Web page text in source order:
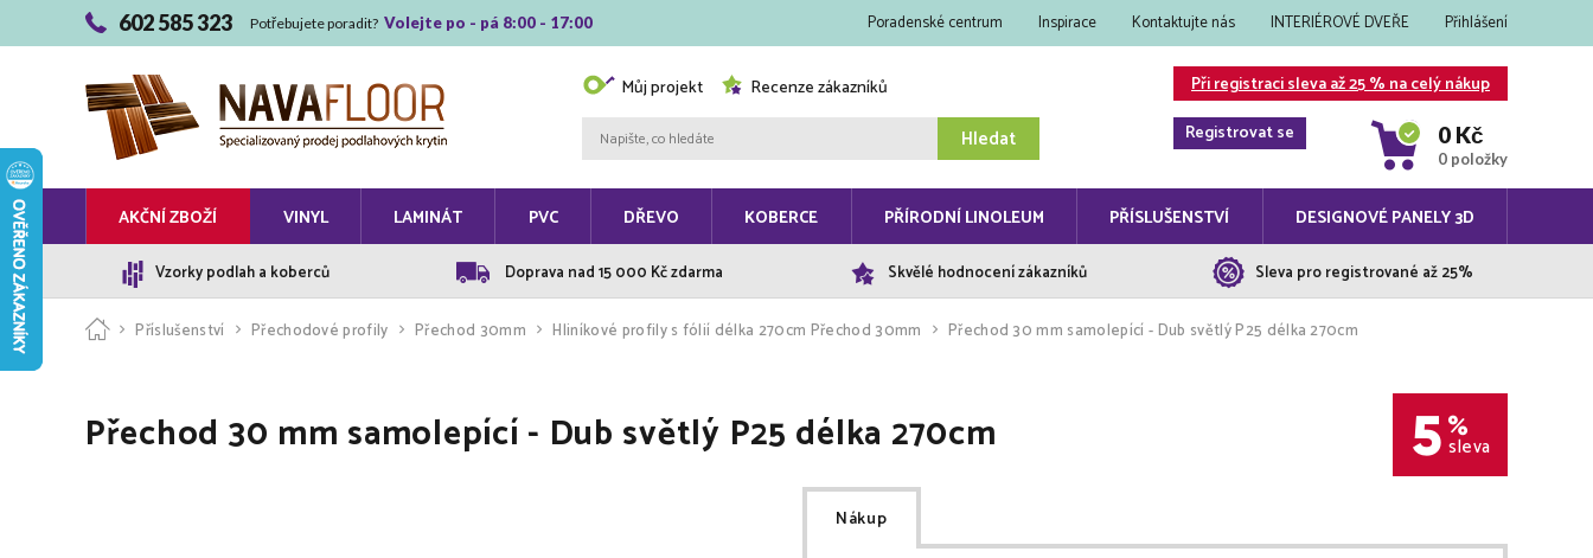
602 585 323 Potřebujete poradit? Volejte po - pá 8:00 - 17:00 Poradenské centrum Inspirace Kontaktujte nás INTERIÉROVÉ DVEŘE Přihlášení
Můj projekt Recenze zákazníků
Hledat
Při registraci sleva až 25 % na celý nákup
Registrovat se
0 Kč
0 položky
AKČNÍ ZBOŽÍ VINYL LAMINÁT PVC DŘEVO KOBERCE PŘÍRODNÍ LINOLEUM PŘÍSLUŠENSTVÍ DESIGNOVÉ PANELY 3D
Vzorky podlah a koberců Doprava nad 15 000 Kč zdarma Skvělé hodnocení zákazníků Sleva pro registrované až 25%
Příslušenství Přechodové profily Přechod 30mm Hliníkové profily s fólií délka 270cm Přechod 30mm Přechod 30 mm samolepící - Dub světlý P25 délka 270cm
Přechod 30 mm samolepící - Dub světlý P25 délka 270cm 5 %
sleva
Nákup